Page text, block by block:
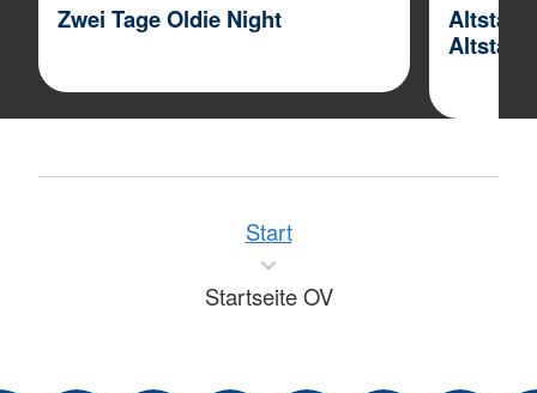
Zwei Tage Oldie Night
Altstadt
Altstadt
Start
Startseite OV